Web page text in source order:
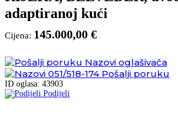
adaptiranoj kući
Cijena: 145.000,00 €
Nazovi oglašivača
051/518-174 Pošalji poruku
ID oglasa: 43903
Podijeli